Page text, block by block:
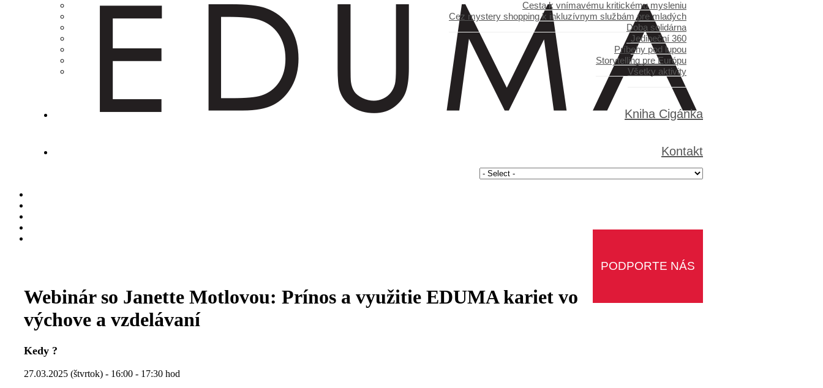
Cesta k vnímavému kritickému mysleniu
Cez mystery shopping k inkluzívnym službám pre mladých
Doba solidárna
Jedineční 360
Príbehy pod lupou
Storytelling pre Európu
Všetky aktivity
Kniha Cigánka
Kontakt
PODPORTE NÁS
Webinár so Janette Motlovou: Prínos a využitie EDUMA kariet vo
výchove a vzdelávaní
Kedy ?
27.03.2025 (štvrtok) - 16:00 - 17:30 hod